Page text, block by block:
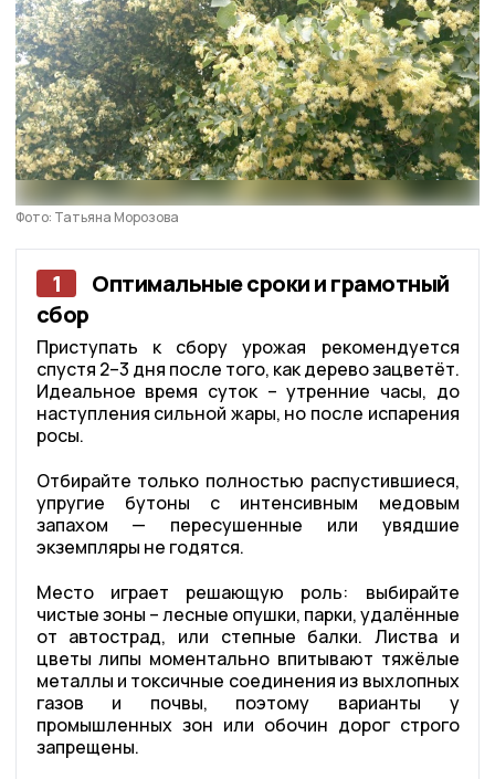
Фото: Татьяна Морозова
1
Оптимальные сроки и грамотный
сбор
Приступать к сбору урожая рекомендуется
спустя 2–3 дня после того, как дерево зацветёт.
Идеальное время суток – утренние часы, до
наступления сильной жары, но после испарения
росы.
Отбирайте только полностью распустившиеся,
упругие бутоны с интенсивным медовым
запахом — пересушенные или увядшие
экземпляры не годятся.
Место играет решающую роль: выбирайте
чистые зоны – лесные опушки, парки, удалённые
от автострад, или степные балки. Листва и
цветы липы моментально впитывают тяжёлые
металлы и токсичные соединения из выхлопных
газов и почвы, поэтому варианты у
промышленных зон или обочин дорог строго
запрещены.